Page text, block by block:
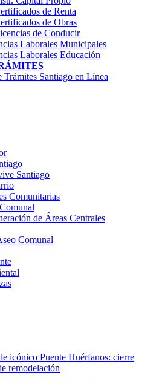
de Renta
de Obras
de Conducir
Laborales Municipales
Laborales Educación
Trámites Santiago en Línea
Santiago
Comunitarias
de Áreas Centrales
Comunal
icónico Puente Huérfanos: cierre
remodelación